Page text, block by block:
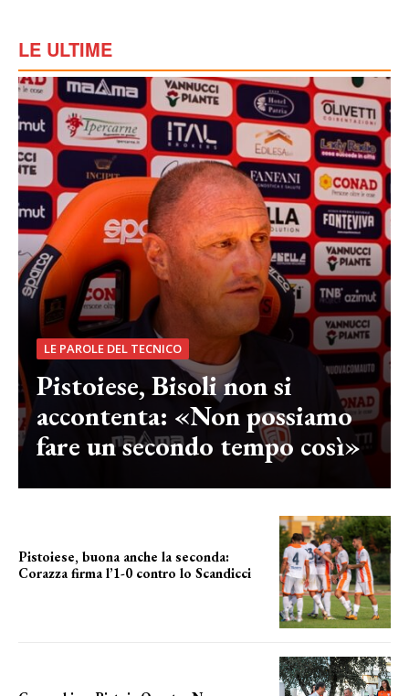
LE ULTIME
LE PAROLE DEL TECNICO
Pistoiese, Bisoli non si
accontenta: «Non possiamo
fare un secondo tempo così»
Pistoiese, buona anche la seconda:
Corazza firma l’1-0 contro lo Scandicci